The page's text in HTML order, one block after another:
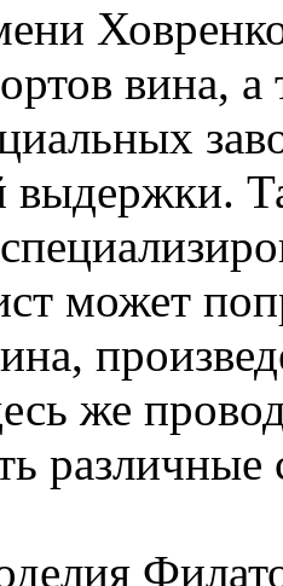
вина, а
выдержки.
может
же
различные